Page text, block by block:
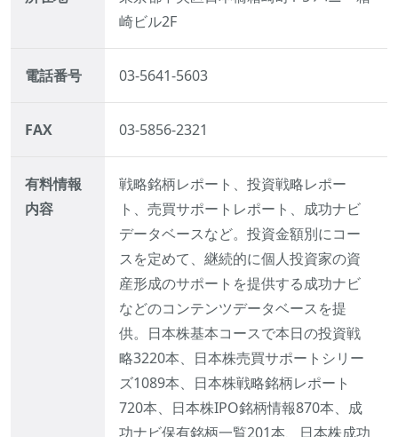
崎ビル2F
電話番号 03-5641-5603
FAX 03-5856-2321
有料情報
内容
戦略銘柄レポート、投資戦略レポー
ト、売買サポートレポート、成功ナビ
データベースなど。投資金額別にコー
スを定めて、継続的に個人投資家の資
産形成のサポートを提供する成功ナビ
などのコンテンツデータベースを提
供。日本株基本コースで本日の投資戦
略3220本、日本株売買サポートシリー
ズ1089本、日本株戦略銘柄レポート
720本、日本株IPO銘柄情報870本、成
功ナビ保有銘柄一覧201本、日本株成功